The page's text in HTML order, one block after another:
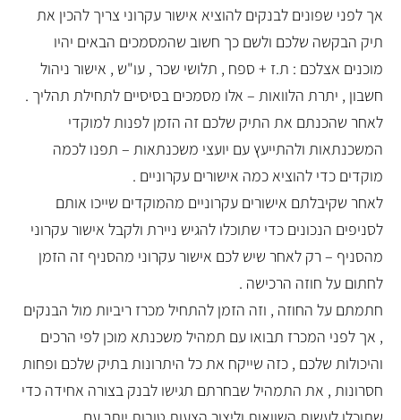
אך לפני שפונים לבנקים להוציא אישור עקרוני צריך להכין את
תיק הבקשה שלכם ולשם כך חשוב שהמסמכים הבאים יהיו
מוכנים אצלכם : ת.ז + ספח , תלושי שכר , עו"ש , אישור ניהול
חשבון , יתרת הלוואות – אלו מסמכים בסיסיים לתחילת תהליך .
לאחר שהכנתם את התיק שלכם זה הזמן לפנות למוקדי
המשכנתאות ולהתייעץ עם יועצי משכנתאות – תפנו לכמה
מוקדים כדי להוציא כמה אישורים עקרוניים .
לאחר שקיבלתם אישורים עקרוניים מהמוקדים שייכו אותם
לסניפים הנכונים כדי שתוכלו להגיש ניירת ולקבל אישור עקרוני
מהסניף – רק לאחר שיש לכם אישור עקרוני מהסניף זה הזמן
לחתום על חוזה הרכישה .
חתמתם על החוזה , וזה הזמן להתחיל מכרז ריביות מול הבנקים
, אך לפני המכרז תבואו עם תמהיל משכנתא מוכן לפי הרכים
והיכולות שלכם , כזה שייקח את כל היתרונות בתיק שלכם ופחות
חסרונות , את התמהיל שבחרתם תגישו לבנק בצורה אחידה כדי